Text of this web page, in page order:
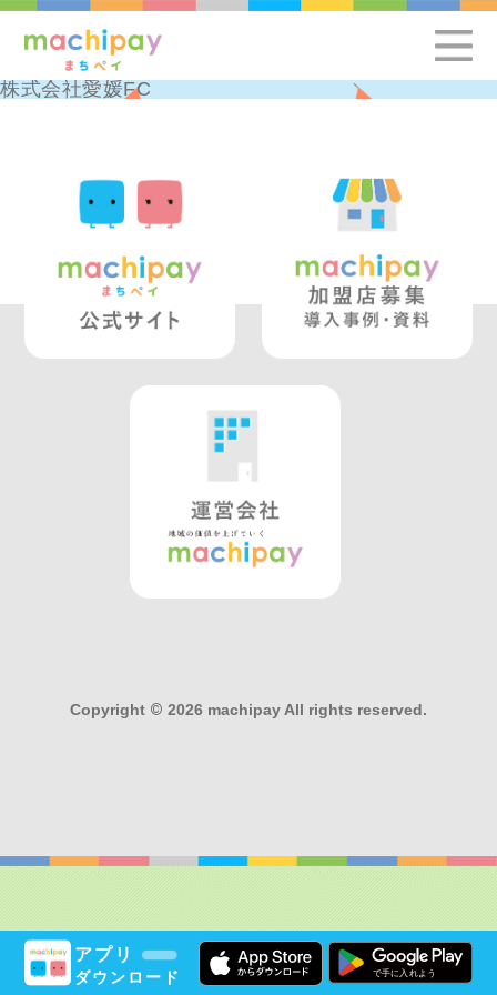
アプリ
ダウンロード
株式会社愛媛FC
Copyright © 2026 machipay All rights reserved.